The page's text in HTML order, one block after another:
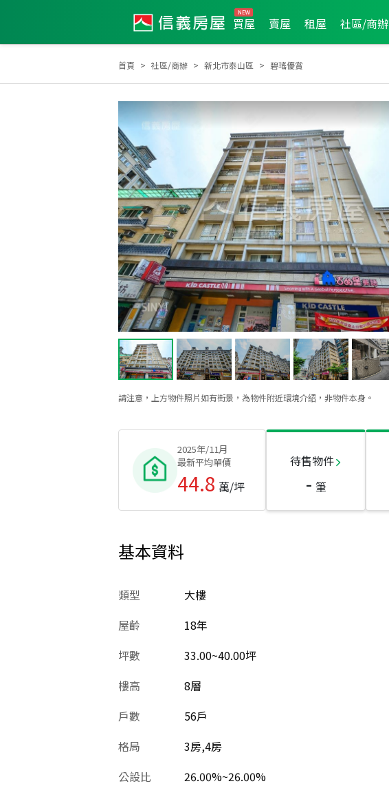
買屋 賣屋 租屋 社區/商辦
首頁 社區/商辦 新北市泰山區 碧瑤優賞
請注意，上方物件照片如有街景，為物件附近環境介紹，非物件本身。
2017年第3季度服務品質獎 2023年度區成件TOP3 2025年9月區業績TOP2
2025年/11月
最新平均單價
44.8 萬/坪
待售物件
- 筆
基本資料
類型
大樓
屋齡
18年
坪數
33.00~40.00坪
樓高
8層
戶數
56戶
格局
3房,4房
公設比
26.00%~26.00%